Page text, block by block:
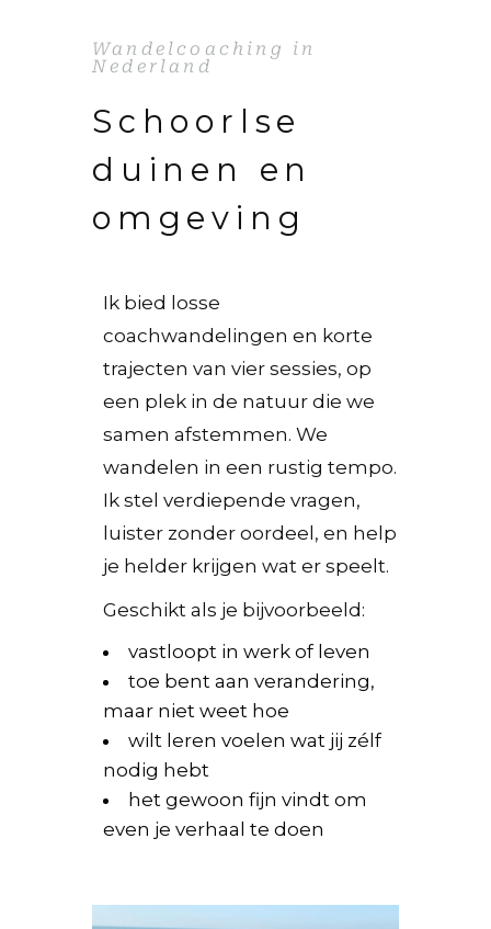
Wandelcoaching in
Nederland
Schoorlse
duinen en
omgeving
Ik bied losse
coachwandelingen en korte
trajecten van vier sessies, op
een plek in de natuur die we
samen afstemmen. We
wandelen in een rustig tempo.
Ik stel verdiepende vragen,
luister zonder oordeel, en help
je helder krijgen wat er speelt.
Geschikt als je bijvoorbeeld:
vastloopt in werk of leven
toe bent aan verandering,
maar niet weet hoe
wilt leren voelen wat jij zélf
nodig hebt
het gewoon fijn vindt om
even je verhaal te doen